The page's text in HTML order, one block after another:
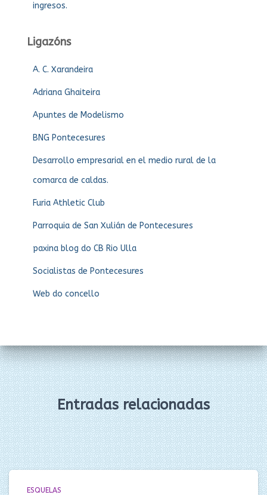
ingresos.
Ligazóns
A. C. Xarandeira
Adriana Ghaiteira
Apuntes de Modelismo
BNG Pontecesures
Desarrollo empresarial en el medio rural de la
comarca de caldas.
Furia Athletic Club
Parroquia de San Xulián de Pontecesures
paxina blog do CB Rio Ulla
Socialistas de Pontecesures
Web do concello
Entradas relacionadas
ESQUELAS